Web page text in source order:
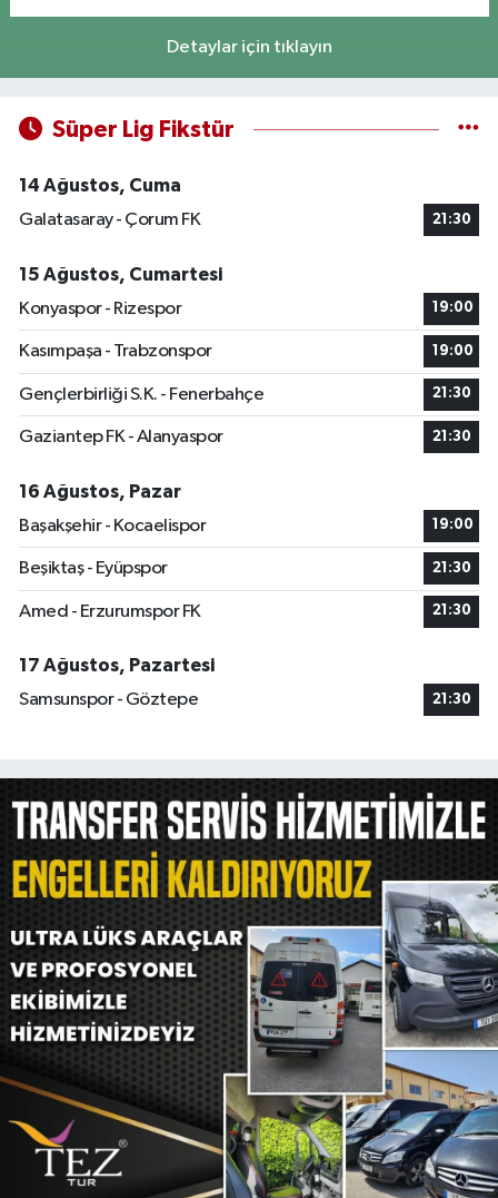
Detaylar için tıklayın
Süper Lig Fikstür
14 Ağustos, Cuma
Galatasaray - Çorum FK
21:30
15 Ağustos, Cumartesi
Konyaspor - Rizespor
19:00
Kasımpaşa - Trabzonspor 19:00
Gençlerbirliği S.K. - Fenerbahçe 21:30
Gaziantep FK - Alanyaspor 21:30
16 Ağustos, Pazar
Başakşehir - Kocaelispor
19:00
Beşiktaş - Eyüpspor 21:30
Amed - Erzurumspor FK 21:30
17 Ağustos, Pazartesi
Samsunspor - Göztepe
21:30